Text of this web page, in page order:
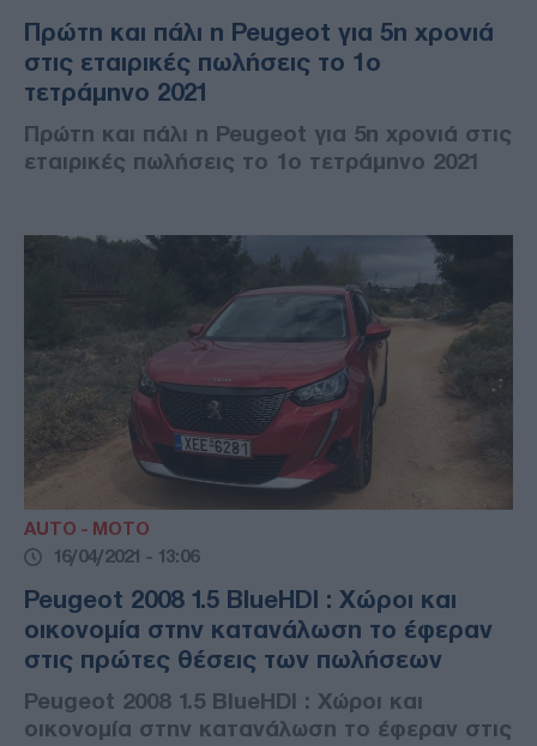
Πρώτη και πάλι η Peugeot για 5η χρονιά
στις εταιρικές πωλήσεις το 1ο
τετράμηνο 2021
Πρώτη και πάλι η Peugeot για 5η χρονιά στις
εταιρικές πωλήσεις το 1ο τετράμηνο 2021
AUTO - MOTO
16/04/2021 - 13:06
Peugeot 2008 1.5 BlueHDI : Χώροι και
οικονομία στην κατανάλωση το έφεραν
στις πρώτες θέσεις των πωλήσεων
Peugeot 2008 1.5 BlueHDI : Χώροι και
οικονομία στην κατανάλωση το έφεραν στις